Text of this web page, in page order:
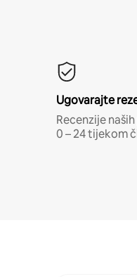
Ugovarajte
Recenzije
0 – 24 tijekom